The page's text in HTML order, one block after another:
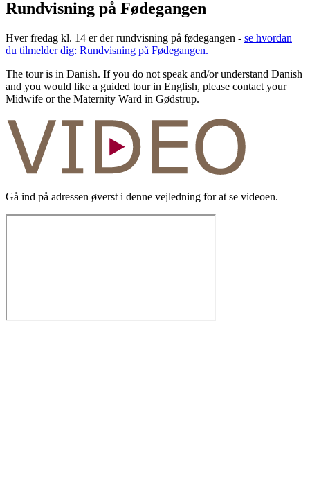
Rundvisning på Fødegangen
Hver fredag kl. 14 er der rundvisning på fødegangen - se hvordan
du tilmelder dig: Rundvisning på Fødegangen.
The tour is in Danish. If you do not speak and/or understand Danish
and you would like a guided tour in English, please contact your
Midwife or the Maternity Ward in Gødstrup.
Gå ind på adressen øverst i denne vejledning for at se videoen.